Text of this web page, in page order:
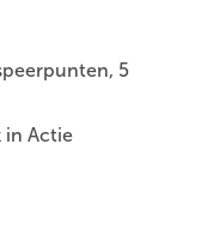
5
in Actie